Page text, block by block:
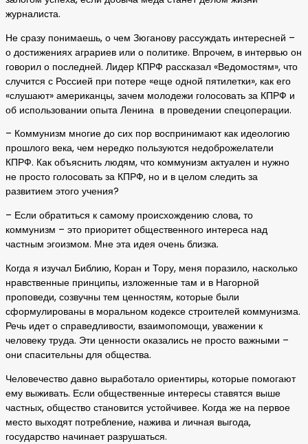
журналиста.
Не сразу понимаешь, о чем Зюганову рассуждать интересней –
о достижениях аграриев или о политике. Впрочем, в интервью он
говорил о последней. Лидер КПРФ рассказал «Ведомостям», что
случится с Россией при потере «еще одной пятилетки», как его
«слушают» американцы, зачем молодежи голосовать за КПРФ и
об использовании опыта Ленина в проведении спецоперации.
– Коммунизм многие до сих пор воспринимают как идеологию
прошлого века, чем нередко пользуются недоброжелатели
КПРФ. Как объяснить людям, что коммунизм актуален и нужно
не просто голосовать за КПРФ, но и в целом следить за
развитием этого учения?
– Если обратиться к самому происхождению слова, то
коммунизм – это приоритет общественного интереса над
частным эгоизмом. Мне эта идея очень близка.
Когда я изучал Библию, Коран и Тору, меня поразило, насколько
нравственные принципы, изложенные там и в Нагорной
проповеди, созвучны тем ценностям, которые были
сформулированы в моральном кодексе строителей коммунизма.
Речь идет о справедливости, взаимопомощи, уважении к
человеку труда. Эти ценности оказались не просто важными –
они спасительны для общества.
Человечество давно выработало ориентиры, которые помогают
ему выживать. Если общественные интересы ставятся выше
частных, общество становится устойчивее. Когда же на первое
место выходят потребление, нажива и личная выгода,
государство начинает разрушаться.